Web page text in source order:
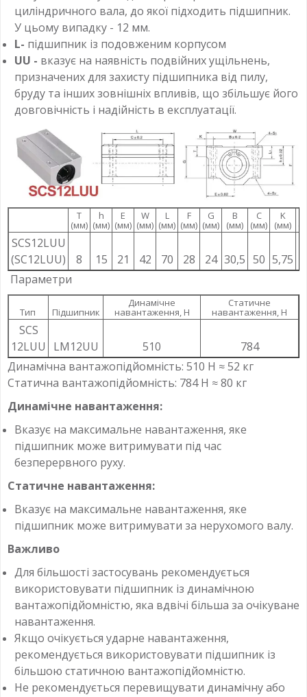
циліндричного вала, до якої підходить підшипник.
У цьому випадку - 12 мм.
L- підшипник із подовженим корпусом
UU - вказує на наявність подвійних ущільнень,
призначених для захисту підшипника від пилу,
бруду та інших зовнішніх впливів, що збільшує його
довговічність і надійність в експлуатації.
T
(мм)
h
(мм)
E
(мм)
W
(мм)
L
(мм)
F
(мм)
G
(мм)
B
(мм)
C
(мм)
K
(мм)
SCS12LUU
(SC12LUU)
8 15 21 42 70 28 24 30,5 50 5,75
Параметри
Тип Підшипник
Динамічне
навантаження, Н
Статичне
навантаження, Н
SCS
12LUU
LM12UU 510
784
Динамічна вантажопідйомність: 510 Н ≈ 52 кг
Статична вантажопідйомність: 784 Н ≈ 80 кг
Динамічне навантаження:
Вказує на максимальне навантаження, яке
підшипник може витримувати під час
безперервного руху.
Статичне навантаження:
Вказує на максимальне навантаження, яке
підшипник може витримувати за нерухомого валу.
Важливо
Для більшості застосувань рекомендується
використовувати підшипник із динамічною
вантажопідйомністю, яка вдвічі більша за очікуване
навантаження.
Якщо очікується ударне навантаження,
рекомендується використовувати підшипник із
більшою статичною вантажопідйомністю.
Не рекомендується перевищувати динамічну або